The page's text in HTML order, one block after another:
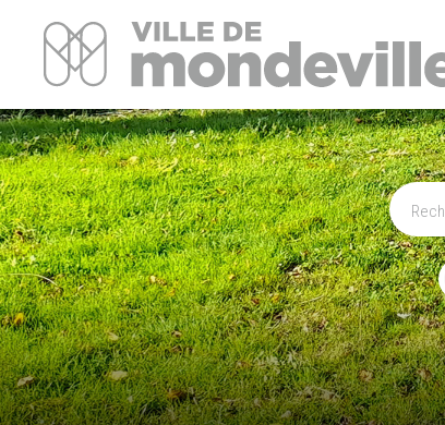
Site Officiel de la ville de Mondeville